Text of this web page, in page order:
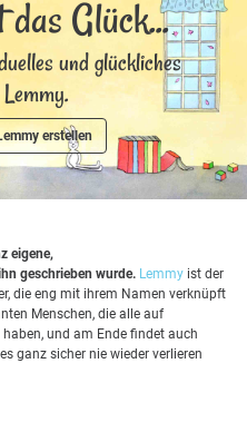
das Glück...
und glückliches
erstellen
eigene,
geschrieben wurde. Lemmy ist der
die eng mit ihrem Namen verknüpft
Menschen, die alle auf
und am Ende findet auch
ganz sicher nie wieder verlieren